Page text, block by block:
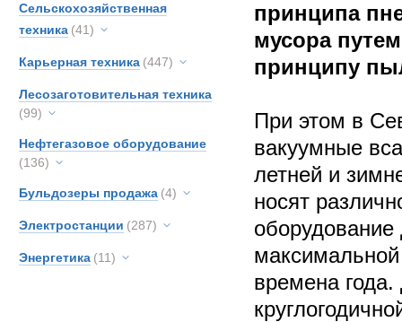
Сельскохозяйственная
техника (41)
Карьерная техника (447)
Лесозаготовительная техника
(99)
Нефтегазовое оборудование
(136)
Бульдозеры продажа (4)
Электростанции (287)
Энергетика (11)
принципа
мусора
принципу
При этом в
вакуумные
летней и
носят
времена